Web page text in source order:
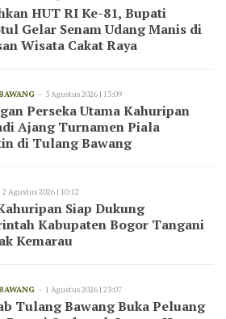
HUT RI Ke-81, Bupati
Gelar Senam Udang Manis di
Wisata Cakat Raya
3 Agustus 2026 | 13:09
Perseka Utama Kahuripan
Ajang Turnamen Piala
di Tulang Bawang
2 Agustus 2026 | 10:12
Siap Dukung
Kabupaten Bogor Tangani
Kemarau
1 Agustus 2026 | 23:07
Tulang Bawang Buka Peluang